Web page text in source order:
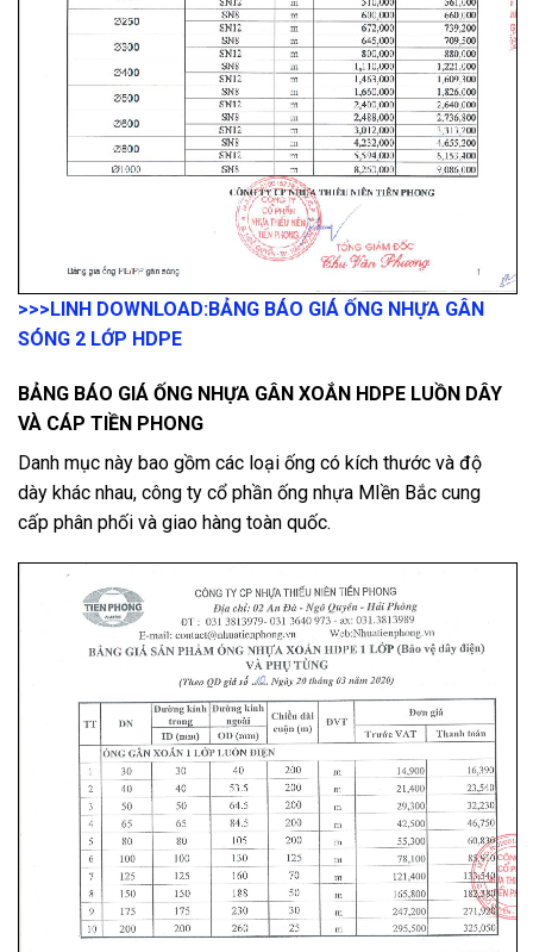
>>>LINH DOWNLOAD:BẢNG BÁO GIÁ ỐNG NHỰA GÂN
SÓNG 2 LỚP HDPE
BẢNG BÁO GIÁ ỐNG NHỰA GÂN XOẮN HDPE LUỒN DÂY
VÀ CÁP TIỀN PHONG
Danh mục này bao gồm các loại ống có kích thước và độ
dày khác nhau, công ty cổ phần ống nhựa MIền Bắc cung
cấp phân phối và giao hàng toàn quốc.